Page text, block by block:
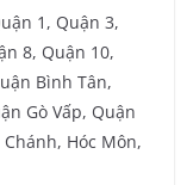
1, Quận 3,
8, Quận 10,
Bình Tân,
Gò Vấp, Quận
Hóc Môn,